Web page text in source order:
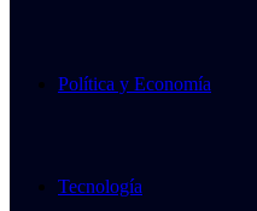
Política y Economía
Tecnología